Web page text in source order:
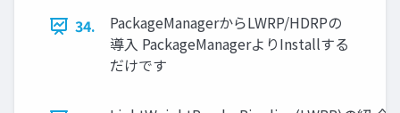
34.
PackageManagerからLWRP/HDRPの
導入 PackageManagerよりInstallする
だけです